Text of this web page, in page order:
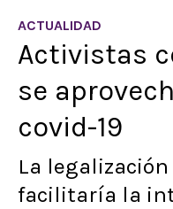
ACTUALIDAD
Activistas
se
covid-19
La
facilitaría la